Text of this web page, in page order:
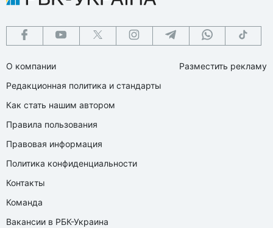
О компании
Редакционная политика и стандарты
Как стать нашим автором
Правила пользования
Правовая информация
Политика конфиденциальности
Контакты
Команда
Вакансии в РБК-Украина
Разместить рекламу